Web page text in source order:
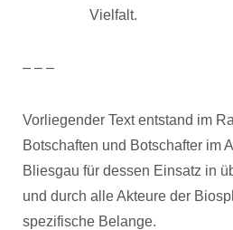
Vielfalt.
– – –
Vorliegender Text entstand im
Botschaften und Botschafter im
Bliesgau für dessen Einsatz in
und durch alle Akteure der
spezifische Belange.